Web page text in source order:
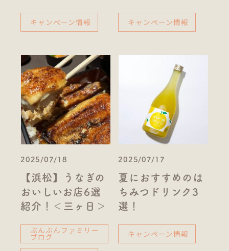
キャンペーン情報 キャンペーン情報
2025/07/18
【浜松】うなぎの
おいしいお店6選
紹介！＜三ヶ日＞
ぶんぶんファミリー
ブログ
2025/07/17
夏におすすめのは
ちみつドリンク3
選！
キャンペーン情報